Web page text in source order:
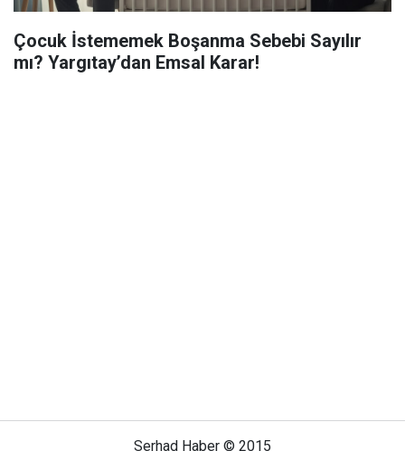
Çocuk İstememek Boşanma Sebebi Sayılır
mı? Yargıtay’dan Emsal Karar!
Serhad Haber © 2015